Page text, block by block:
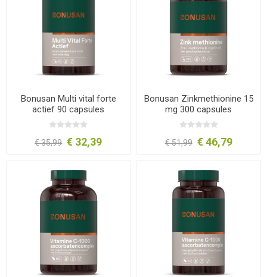
Bonusan Multi vital forte
actief 90 capsules
€ 35,99 € 32,39
Bonusan Zinkmethionine 15
mg 300 capsules
€ 51,99 € 46,79